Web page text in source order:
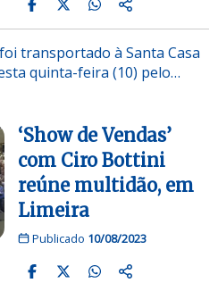
transportado à Santa Casa
quinta-feira (10) pelo…
‘Show de Vendas’
com Ciro Bottini
reúne multidão, em
Limeira
Publicado 10/08/2023